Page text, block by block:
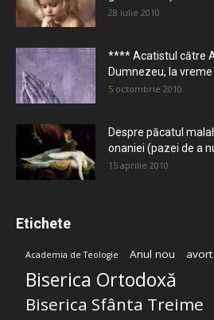
28 iulie 2010
**** Acatistul către
Dumnezeu, la
5 octombrie 2010
Despre păcatul
onaniei (pazei de a
15 aprilie 2010
Etichete
Academia de Teologie Anul nou avort
Biserica Ortodoxă
Biserica Sfânta Treime